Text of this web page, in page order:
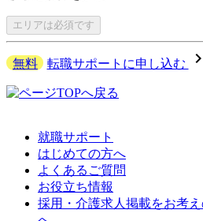
エリアは必須です
無料 転職サポートに申し込む navigate_next
就職サポート
はじめての方へ
よくあるご質問
お役立ち情報
採用・介護求人掲載をお考